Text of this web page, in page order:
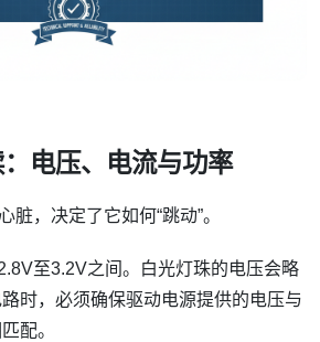
电压、电流与功率
脏，决定了它如何“跳动”。
至3.2V之间。白光灯珠的电压会略
时，必须确保驱动电源提供的电压与
配。